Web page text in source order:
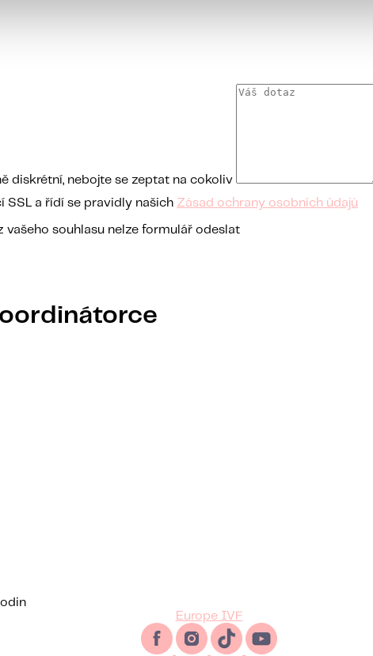
diskrétní, nebojte se zeptat na cokoliv
SSL a řídí se pravidly našich Zásad ochrany osobních údajů
vašeho souhlasu nelze formulář odeslat
Europe IVF